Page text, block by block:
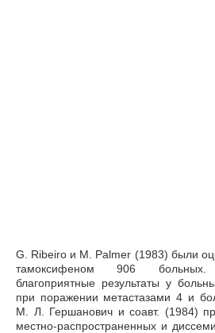
G. Ribeiro и М. Palmer (1983) были
тамоксифеном 906
благоприятные результаты у
при поражении метастазами 4 и
М. Л. Гершанович и соавт. (1984)
местно-распространенных и